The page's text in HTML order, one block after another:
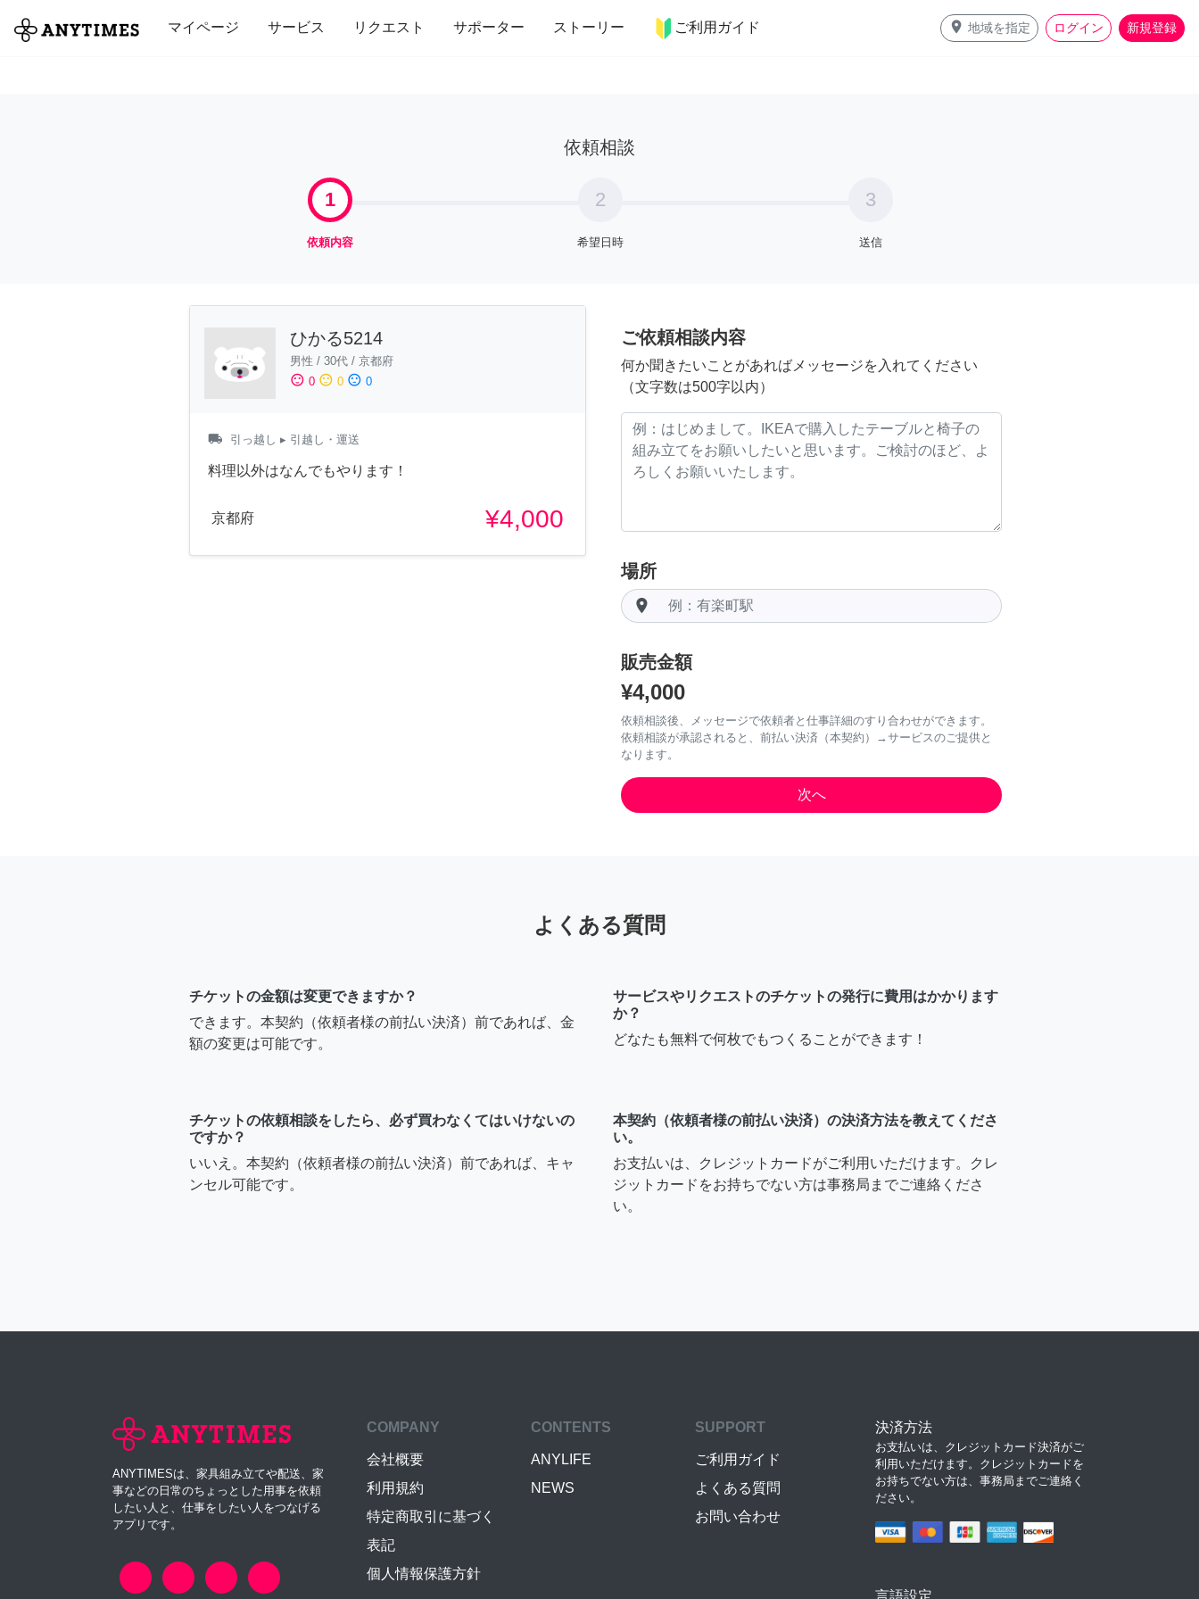
マイページ サービス リクエスト サポーター ストーリー ご利用ガイド place 地域を指定 ログイン 新規登録
全て 修理・組立 家事 引っ越し インテリア 趣味・習い事 ペット 料理
依頼相談
1
依頼内容
2
希望日時
3
送信
ひかる5214
男性 / 30代 / 京都府
sentiment_satisfied 0 sentiment_neutral 0 sentiment_dissatisfied 0
local_shipping 引っ越し ▸ 引越し・運送
料理以外はなんでもやります！
京都府 ¥4,000
ご依頼相談内容
何か聞きたいことがあればメッセージを入れてください
（文字数は500字以内）
場所
room
販売金額
¥4,000
依頼相談後、メッセージで依頼者と仕事詳細のすり合わせができます。
依頼相談が承認されると、前払い決済（本契約）→サービスのご提供と
なります。
よくある質問
チケットの金額は変更できますか？
できます。本契約（依頼者様の前払い決済）前であれば、金
額の変更は可能です。
サービスやリクエストのチケットの発行に費用はかかります
か？
どなたも無料で何枚でもつくることができます！
チケットの依頼相談をしたら、必ず買わなくてはいけないの
ですか？
いいえ。本契約（依頼者様の前払い決済）前であれば、キャ
ンセル可能です。
本契約（依頼者様の前払い決済）の決済方法を教えてくださ
い。
お支払いは、クレジットカードがご利用いただけます。クレ
ジットカードをお持ちでない方は事務局までご連絡くださ
い。
ANYTIMESは、家具組み立てや配送、家
事などの日常のちょっとした用事を依頼
したい人と、仕事をしたい人をつなげる
アプリです。
COMPANY
会社概要
利用規約
特定商取引に基づく
表記
個人情報保護方針
CONTENTS
ANYLIFE
NEWS
SUPPORT
ご利用ガイド
よくある質問
お問い合わせ
決済方法
お支払いは、クレジットカード決済がご
利用いただけます。クレジットカードを
お持ちでない方は、事務局までご連絡く
ださい。
言語設定